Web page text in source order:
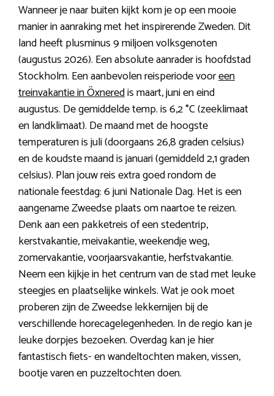
Wanneer je naar buiten kijkt kom je op een mooie
manier in aanraking met het inspirerende Zweden. Dit
land heeft plusminus 9 miljoen volksgenoten
(augustus 2026). Een absolute aanrader is hoofdstad
Stockholm. Een aanbevolen reisperiode vooreen
treinvakantie in Öxneredis maart, juni en eind
augustus. De gemiddelde temp. is 6,2 °C (zeeklimaat
en landklimaat). De maand met de hoogste
temperaturen is juli (doorgaans 26,8 graden celsius)
en de koudste maand is januari (gemiddeld 2,1 graden
celsius). Plan jouw reis extra goed rondom de
nationale feestdag: 6 juni Nationale Dag. Het is een
aangename Zweedse plaats om naartoe te reizen.
Denk aan een pakketreis of een stedentrip,
kerstvakantie, meivakantie, weekendje weg,
zomervakantie, voorjaarsvakantie, herfstvakantie.
Neem een kijkje in het centrum van de stad met leuke
steegjes en plaatselijke winkels. Wat je ook moet
proberen zijn de Zweedse lekkernijen bij de
verschillende horecagelegenheden. In de regio kan je
leuke dorpjes bezoeken. Overdag kan je hier
fantastisch fiets- en wandeltochten maken, vissen,
bootje varen en puzzeltochten doen.